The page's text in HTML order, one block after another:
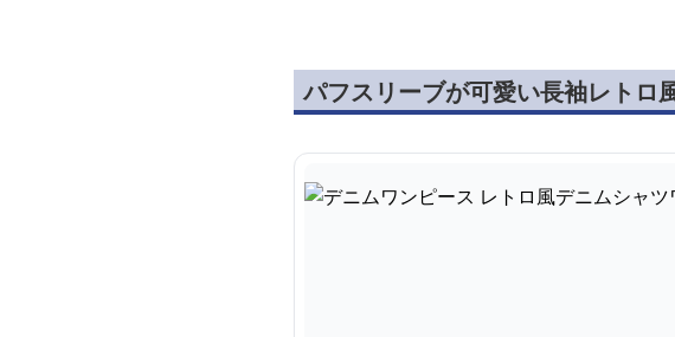
パフスリーブが可愛い長袖レトロ